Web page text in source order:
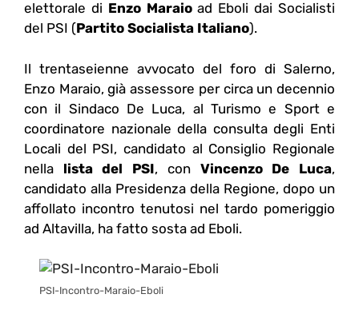
elettorale di Enzo Maraioad Eboli dai Socialisti
del PSI (Partito Socialista Italiano).
Il trentaseienne avvocato del foro di Salerno,
Enzo Maraio, già assessore per circa un decennio
con il Sindaco De Luca, al Turismo e Sport e
coordinatore nazionale della consulta degli Enti
Locali del PSI, candidato al Consiglio Regionale
nella lista del PSI, con Vincenzo De Luca,
candidato alla Presidenza della Regione, dopo un
affollato incontro tenutosi nel tardo pomeriggio
ad Altavilla, ha fatto sosta ad Eboli.
PSI-Incontro-Maraio-Eboli